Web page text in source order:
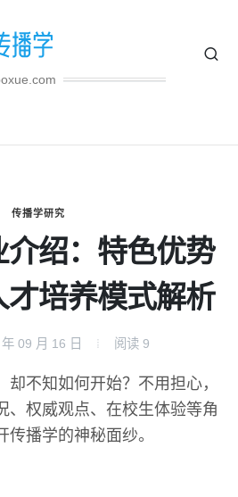
传播学研究
绍：特色优势
才培养模式解析
09 月 16 日 阅读 9
却不知如何开始？不用担心，
、权威观点、在校生体验等角
播学的神秘面纱。